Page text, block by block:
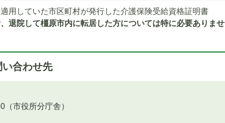
用していた市区町村が発行した介護保険受給資格証明書
退院して橿原市内に転居した方については特に必要ありませ
合わせ先
市役所分庁舎）